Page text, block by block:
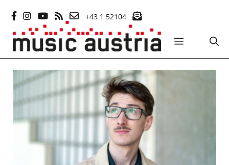
Inhalt
springen
+43 1 52104
MENÜ